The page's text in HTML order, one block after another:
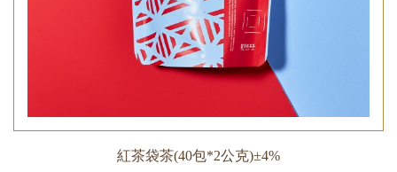
紅茶袋茶(40包*2公克)±4%